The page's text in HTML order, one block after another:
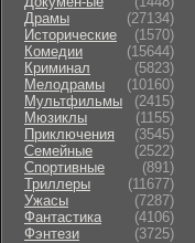
Драмы
(27134)
Исторические
(1570)
Комедии
(15644)
Криминал
(5823)
Мелодрамы
(10160)
Мультфильмы
(2415)
Мюзиклы
(1155)
Приключения
(3545)
Семейные
(2522)
Cпортивные
(891)
Триллеры
(11677)
Ужасы
(7287)
Фантастика
(4106)
Фэнтези
(3725)